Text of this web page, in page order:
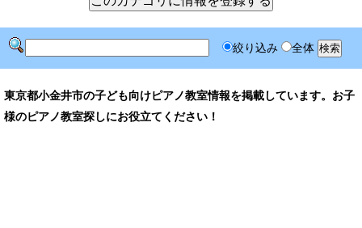
絞り込み 全体
東京都小金井市の子ども向けピアノ教室情報を掲載しています。お子
様のピアノ教室探しにお役立てください！